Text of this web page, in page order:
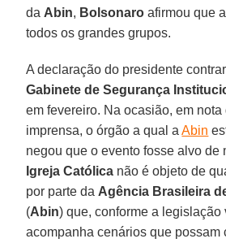
da Abin, Bolsonaro afirmou que
todos os grandes grupos.
A declaração do presidente
Gabinete de Segurança
em fevereiro. Na ocasião, em
imprensa, o órgão a qual aAbin
negou que o evento fosse alvo de
Igreja Católica não é objeto de
por parte da Agência Brasileira
(Abin) que, conforme a legislação
acompanha cenários que possam